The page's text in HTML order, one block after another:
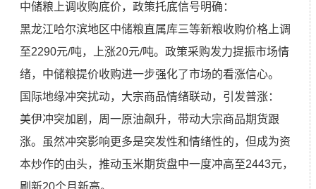
中储粮上调收购底价，政策托底信号明确：
黑龙江哈尔滨地区中储粮直属库三等新粮收购价格上调
至2290元/吨，上涨20元/吨。政策采购发力提振市场情
绪，中储粮提价收购进一步强化了市场的看涨信心。
国际地缘冲突扰动，大宗商品情绪联动，引发普涨：
美伊冲突加剧，周一原油飙升，带动大宗商品期货跟
涨。虽然冲突影响更多是突发性和情绪性的，但成为资
本炒作的由头，推动玉米期货盘中一度冲高至2443元，
刷新20个月新高。